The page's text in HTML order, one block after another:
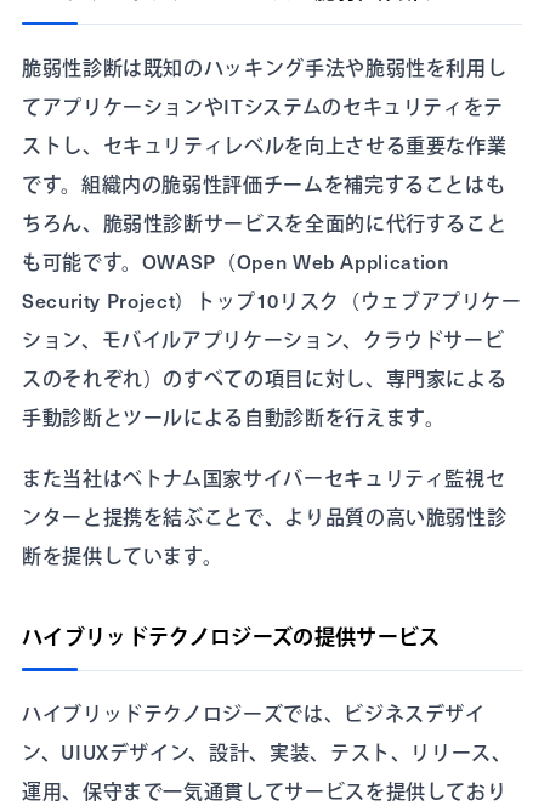
脆弱性診断は既知のハッキング手法や脆弱性を利用し
てアプリケーションやITシステムのセキュリティをテ
ストし、セキュリティレベルを向上させる重要な作業
です。組織内の脆弱性評価チームを補完することはも
ちろん、脆弱性診断サービスを全面的に代行すること
も可能です。OWASP（Open Web Application
Security Project）トップ10リスク（ウェブアプリケー
ション、モバイルアプリケーション、クラウドサービ
スのそれぞれ）のすべての項目に対し、専門家による
手動診断とツールによる自動診断を行えます。
また当社はベトナム国家サイバーセキュリティ監視セ
ンターと提携を結ぶことで、より品質の高い脆弱性診
断を提供しています。
ハイブリッドテクノロジーズの提供サービス
ハイブリッドテクノロジーズでは、ビジネスデザイ
ン、UIUXデザイン、設計、実装、テスト、リリース、
運用、保守まで一気通貫してサービスを提供しており